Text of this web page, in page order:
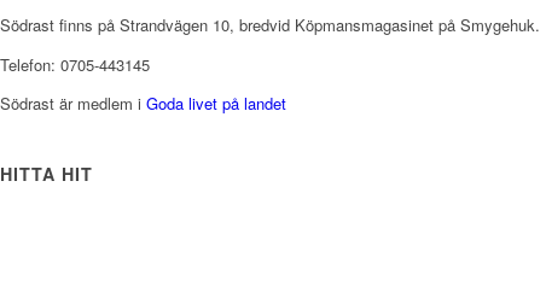
Södrast finns på Strandvägen 10, bredvid Köpmansmagasinet på Smygehuk.
Telefon: 0705-443145
Södrast är medlem i Goda livet på landet
HITTA HIT